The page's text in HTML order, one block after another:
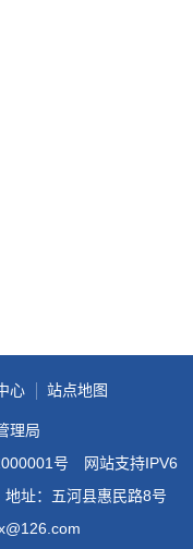
心 站点地图
理局
号
网站支持IPV6
地址：五河县惠民路8号